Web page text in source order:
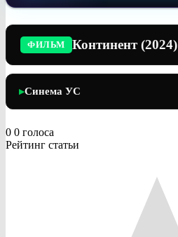
ФИЛЬМ Континент (2024)
▶Синема УС
0 0 голоса
Рейтинг статьи